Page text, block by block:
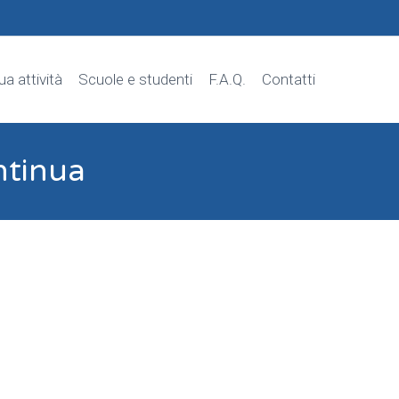
attività Scuole e studenti F.A.Q. Contatti